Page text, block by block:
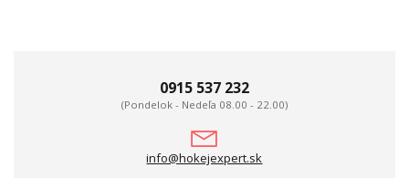
0915 537 232
(Pondelok - Nedeľa 08.00 - 22.00)
info@hokejexpert.sk